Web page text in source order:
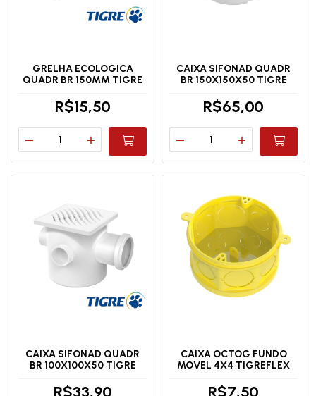
GRELHA ECOLOGICA
QUADR BR 150MM TIGRE
R$15,50
CAIXA SIFONAD QUADR
BR 150X150X50 TIGRE
R$65,00
CAIXA SIFONAD QUADR
BR 100X100X50 TIGRE
R$33,90
CAIXA OCTOG FUNDO
MOVEL 4X4 TIGREFLEX
R$7,50